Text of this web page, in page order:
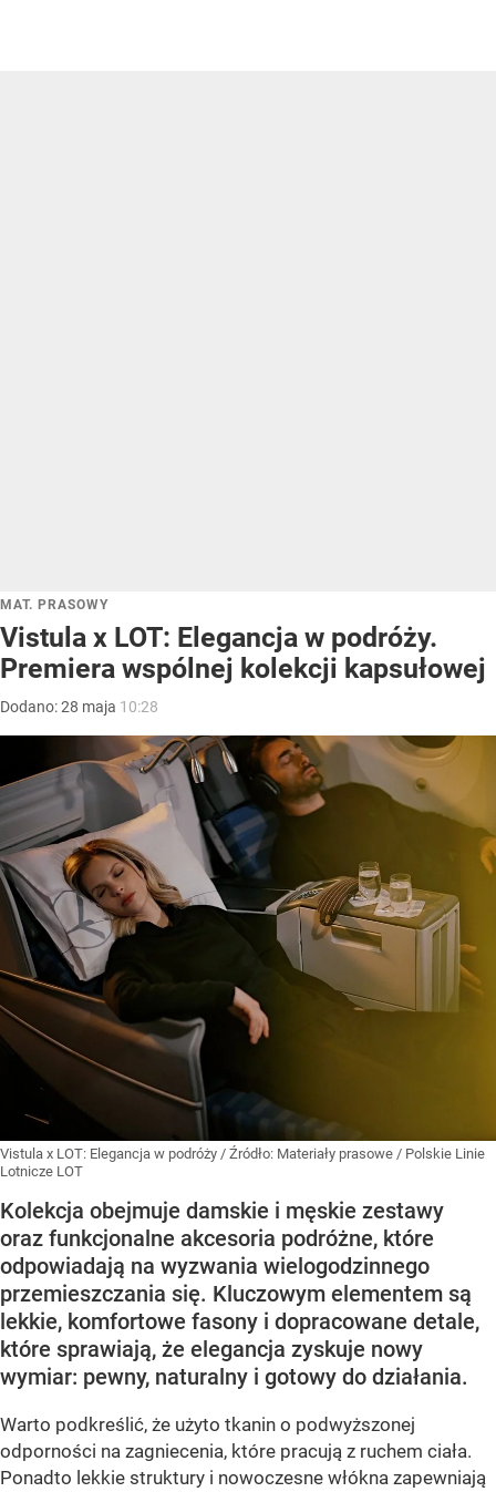
MAT. PRASOWY
Vistula x LOT: Elegancja w podróży.
Premiera wspólnej kolekcji kapsułowej
Dodano:28 maja 10:28
Vistula x LOT: Elegancja w podróży / Źródło: Materiały prasowe / Polskie Linie
Lotnicze LOT
Kolekcja obejmuje damskie i męskie zestawy
oraz funkcjonalne akcesoria podróżne, które
odpowiadają na wyzwania wielogodzinnego
przemieszczania się. Kluczowym elementem są
lekkie, komfortowe fasony i dopracowane detale,
które sprawiają, że elegancja zyskuje nowy
wymiar: pewny, naturalny i gotowy do działania.
Warto podkreślić, że użyto tkanin o podwyższonej
odporności na zagniecenia, które pracują z ruchem ciała.
Ponadto lekkie struktury i nowoczesne włókna zapewniają